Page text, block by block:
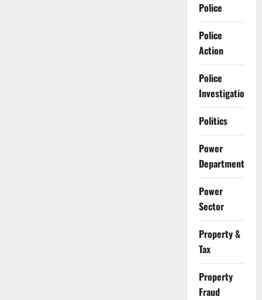
Police
Police
Action
Police
Investigation
Politics
Power
Department
Power
Sector
Property &
Tax
Property
Fraud